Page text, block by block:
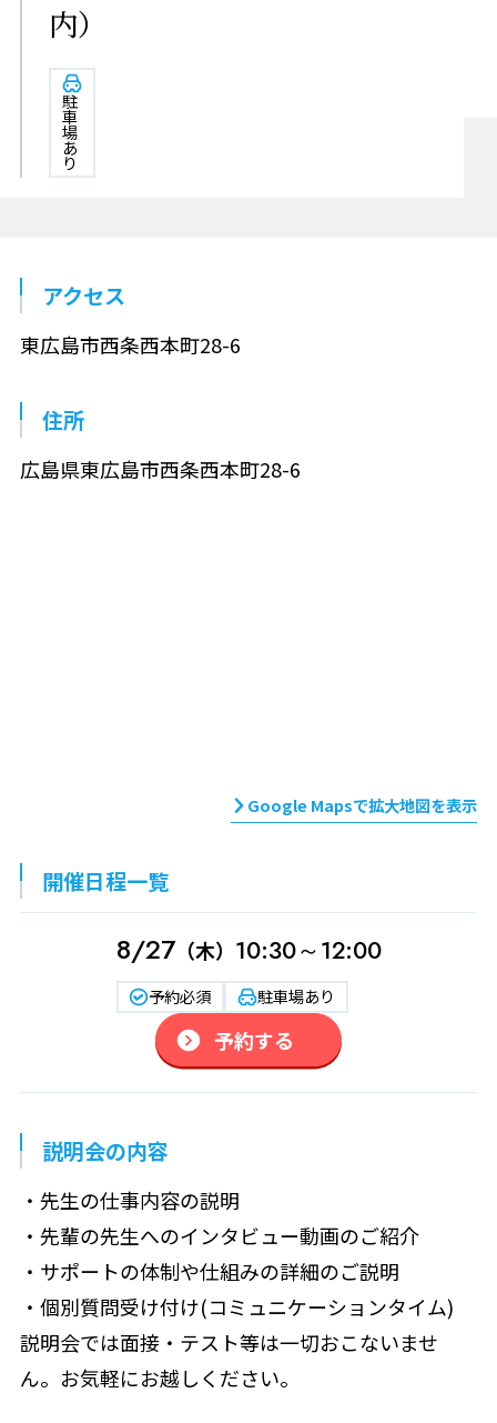
内）
駐
車
場
あ
り
アクセス
東広島市西条西本町28-6
住所
広島県東広島市西条西本町28-6
Google Mapsで拡大地図を表示
開催日程一覧
8/27（木） 10:30～12:00
予約必須 駐車場あり
予約する
説明会の内容
・先生の仕事内容の説明
・先輩の先生へのインタビュー動画のご紹介
・サポートの体制や仕組みの詳細のご説明
・個別質問受け付け(コミュニケーションタイム)
説明会では面接・テスト等は一切おこないませ
ん。お気軽にお越しください。